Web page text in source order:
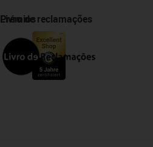
Prémios
Livro de reclamações